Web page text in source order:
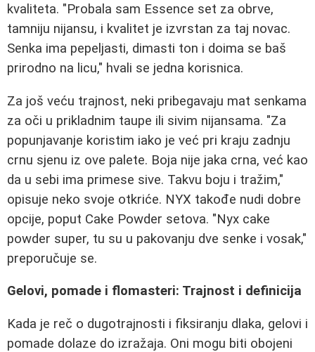
kvaliteta. "Probala sam Essence set za obrve,
tamniju nijansu, i kvalitet je izvrstan za taj novac.
Senka ima pepeljasti, dimasti ton i doima se baš
prirodno na licu," hvali se jedna korisnica.
Za još veću trajnost, neki pribegavaju mat senkama
za oči u prikladnim taupe ili sivim nijansama. "Za
popunjavanje koristim iako je već pri kraju zadnju
crnu sjenu iz ove palete. Boja nije jaka crna, već kao
da u sebi ima primese sive. Takvu boju i tražim,"
opisuje neko svoje otkriće. NYX takođe nudi dobre
opcije, poput Cake Powder setova. "Nyx cake
powder super, tu su u pakovanju dve senke i vosak,"
preporučuje se.
Gelovi, pomade i flomasteri: Trajnost i definicija
Kada je reč o dugotrajnosti i fiksiranju dlaka, gelovi i
pomade dolaze do izražaja. Oni mogu biti obojeni